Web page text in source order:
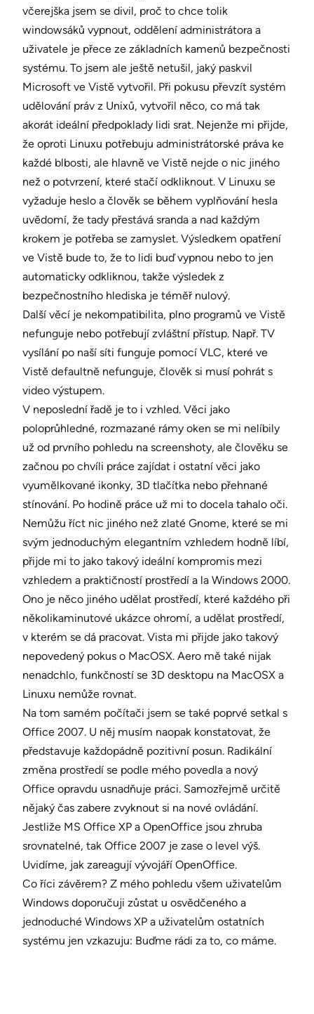
včerejška jsem se divil, proč to chce tolik
windowsáků vypnout, oddělení administrátora a
uživatele je přece ze základních kamenů bezpečnosti
systému. To jsem ale ještě netušil, jaký paskvil
Microsoft ve Vistě vytvořil. Při pokusu převzít systém
udělování práv z Unixů, vytvořil něco, co má tak
akorát ideální předpoklady lidi srat. Nejenže mi přijde,
že oproti Linuxu potřebuju administrátorské práva ke
každé blbosti, ale hlavně ve Vistě nejde o nic jiného
než o potvrzení, které stačí odkliknout. V Linuxu se
vyžaduje heslo a člověk se během vyplňování hesla
uvědomí, že tady přestává sranda a nad každým
krokem je potřeba se zamyslet. Výsledkem opatření
ve Vistě bude to, že to lidi buď vypnou nebo to jen
automaticky odkliknou, takže výsledek z
bezpečnostního hlediska je téměř nulový.
Další věcí je nekompatibilita, plno programů ve Vistě
nefunguje nebo potřebují zvláštní přístup. Např. TV
vysílání po naší síti funguje pomocí VLC, které ve
Vistě defaultně nefunguje, člověk si musí pohrát s
video výstupem.
V neposlední řadě je to i vzhled. Věci jako
poloprůhledné, rozmazané rámy oken se mi nelíbily
už od prvního pohledu na screenshoty, ale člověku se
začnou po chvíli práce zajídat i ostatní věci jako
vyumělkované ikonky, 3D tlačítka nebo přehnané
stínování. Po hodině práce už mi to docela tahalo oči.
Nemůžu říct nic jiného než zlaté Gnome, které se mi
svým jednoduchým elegantním vzhledem hodně líbí,
přijde mi to jako takový ideální kompromis mezi
vzhledem a praktičností prostředí a la Windows 2000.
Ono je něco jiného udělat prostředí, které každého při
několikaminutové ukázce ohromí, a udělat prostředí,
v kterém se dá pracovat. Vista mi přijde jako takový
nepovedený pokus o MacOSX. Aero mě také nijak
nenadchlo, funkčností se 3D desktopu na MacOSX a
Linuxu nemůže rovnat.
Na tom samém počítači jsem se také poprvé setkal s
Office 2007. U něj musím naopak konstatovat, že
představuje každopádně pozitivní posun. Radikální
změna prostředí se podle mého povedla a nový
Office opravdu usnadňuje práci. Samozřejmě určitě
nějaký čas zabere zvyknout si na nové ovládání.
Jestliže MS Office XP a OpenOffice jsou zhruba
srovnatelné, tak Office 2007 je zase o level výš.
Uvidíme, jak zareagují vývojáří OpenOffice.
Co říci závěrem? Z mého pohledu všem uživatelům
Windows doporučuji zůstat u osvědčeného a
jednoduché Windows XP a uživatelům ostatních
systému jen vzkazuju: Buďme rádi za to, co máme.